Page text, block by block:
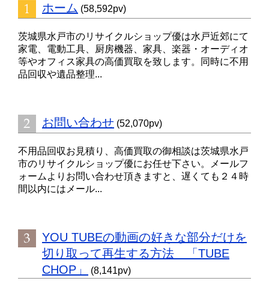
ホーム (58,592pv)
茨城県水戸市のリサイクルショップ優は水戸近郊にて
家電、電動工具、厨房機器、家具、楽器・オーディオ
等やオフィス家具の高価買取を致します。同時に不用
品回収や遺品整理...
お問い合わせ (52,070pv)
不用品回収お見積り、高価買取の御相談は茨城県水戸
市のリサイクルショップ優にお任せ下さい。メールフ
ォームよりお問い合わせ頂きますと、遅くても２４時
間以内にはメール...
YOU TUBEの動画の好きな部分だけを
切り取って再生する方法 「TUBE
CHOP」
(8,141pv)